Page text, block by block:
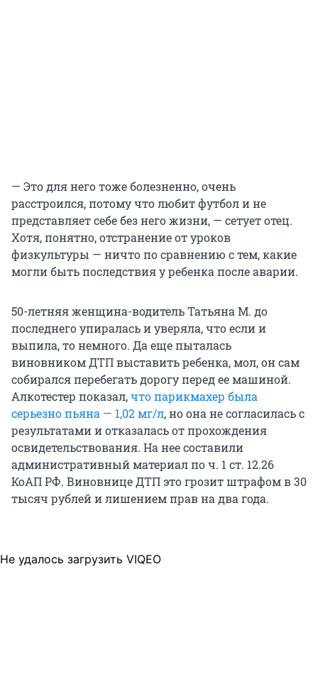
— Это для него тоже болезненно, очень
расстроился, потому что любит футбол и не
представляет себе без него жизни, — сетует отец.
Хотя, понятно, отстранение от уроков
физкультуры — ничто по сравнению с тем, какие
могли быть последствия у ребенка после аварии.
50-летняя женщина-водитель Татьяна М. до
последнего упиралась и уверяла, что если и
выпила, то немного. Да еще пыталась
виновником ДТП выставить ребенка, мол, он сам
собирался перебегать дорогу перед ее машиной.
Алкотестер показал,что парикмахер была
серьезно пьяна — 1,02 мг/л, но она не согласилась с
результатами и отказалась от прохождения
освидетельствования. На нее составили
административный материал по ч. 1 ст. 12.26
КоАП РФ. Виновнице ДТП это грозит штрафом в 30
тысяч рублей и лишением прав на два года.
Не удалось загрузить VIQEO